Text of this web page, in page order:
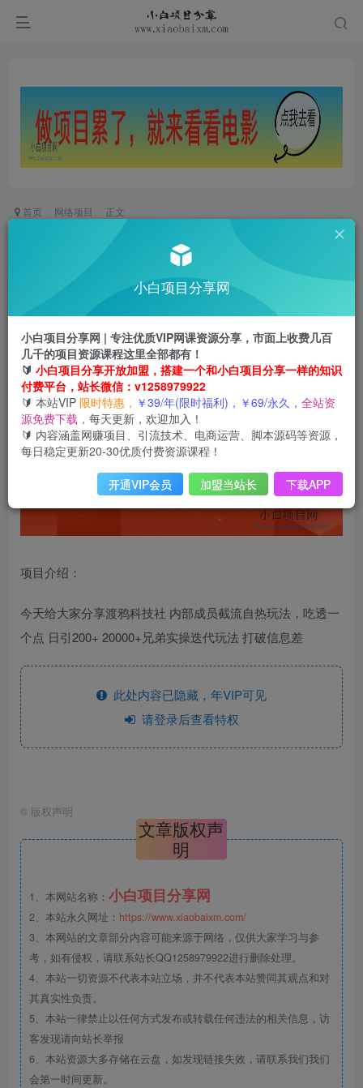
首页 网络项目 正文
私域流量的精准化获客方法 野路子玩法 吃透一个
2年前发布
关注
0 318 32
项目介绍：
今天给大家分享渡鸦科技社 内部成员截流自热玩法，吃透一
个点 日引200+ 20000+兄弟实操迭代玩法 打破信息差
此处内容已隐藏，年VIP可见
请登录后查看特权
© 版权声明
文章版权声
明
1、本网站名称： 小白项目分享网
2、本站永久网址： https://www.xiaobaixm.com/
3、本网站的文章部分内容可能来源于网络，仅供大家学习与参
考，如有侵权，请联系站长QQ1258979922进行删除处理。
4、本站一切资源不代表本站立场，并不代表本站赞同其观点和对
其真实性负责。
5、本站一律禁止以任何方式发布或转载任何违法的相关信息，访
客发现请向站长举报
6、本站资源大多存储在云盘，如发现链接失效，请联系我们我们
会第一时间更新。
小白项目分享网
小白项目分享网 | 专注优质VIP网课资源分享，市面上收费几百
几千的项目资源课程这里全部都有！
🔰 小白项目分享开放加盟，搭建一个和小白项目分享一样的知识
付费平台，站长微信：v1258979922
🔰 本站VIP 限时特惠， ￥39/年(限时福利)，￥69/永久， 全站资
源免费下载， 每天更新，欢迎加入！
🔰 内容涵盖网赚项目、引流技术、电商运营、脚本源码等资源，
每日稳定更新20-30优质付费资源课程！
开通VIP会员 加盟当站长 下载APP